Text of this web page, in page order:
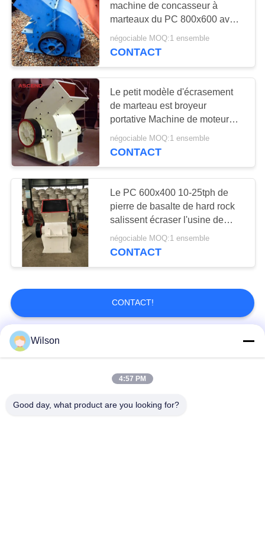
Machine vibrante de
criblage
Machines
d'extraction
auxiliaires
machine de concasseur à
marteaux du PC 800x600 avec
l'écran de vibration
négociable MOQ:1 ensemble
CONTACT
Le petit modèle d'écrasement
de marteau est broyeur
portative Machine de moteur
diesel de la taille 400x300
négociable MOQ:1 ensemble
CONTACT
Le PC 600x400 10-25tph de
pierre de basalte de hard rock
salissent écraser l'usine de
concasseur à marteaux
négociable MOQ:1 ensemble
CONTACT
CONTACT!
Catégories populaires
Wilson
4:57 PM
Good day, what product are you looking for?